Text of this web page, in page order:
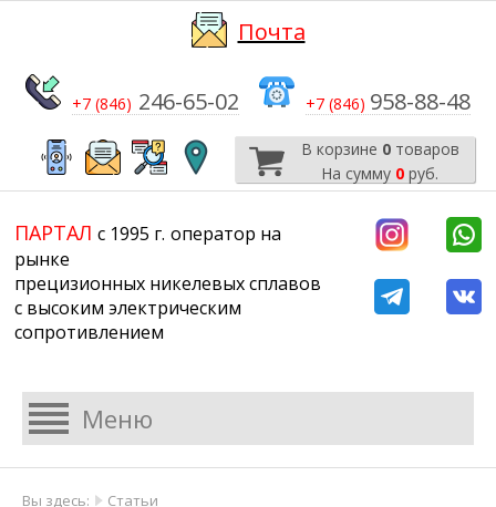
Почта
+7 (846) 246-65-02 +7 (846) 958-88-48
В корзине 0товаров
На сумму 0 руб.
ПАРТАЛ с 1995 г. ​​​​​​​оператор на
рынке
прецизионных никелевых сплавов
с высоким электрическим
сопротивлением
Вы здесь: Статьи